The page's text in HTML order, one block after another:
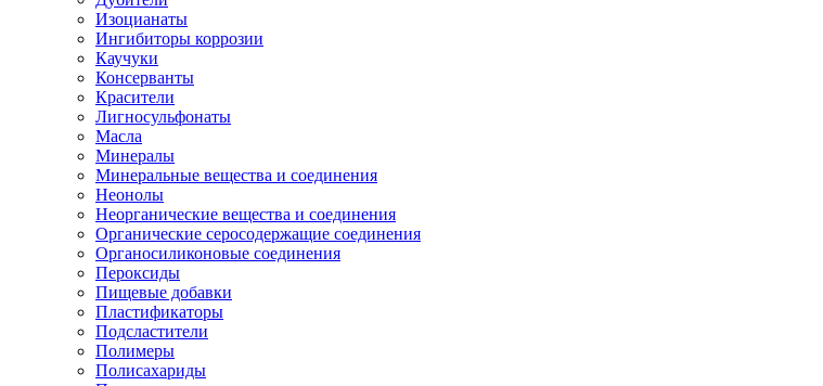
Изоцианаты
Ингибиторы коррозии
Каучуки
Консерванты
Красители
Лигносульфонаты
Масла
Минералы
Минеральные вещества и соединения
Неонолы
Неорганические вещества и соединения
Органические серосодержащие соединения
Органосиликоновые соединения
Пероксиды
Пищевые добавки
Пластификаторы
Подсластители
Полимеры
Полисахариды